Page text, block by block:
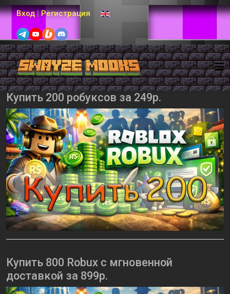
Вход | Регистрация Выберите язык
Купить 200 робуксов за 249р.
Купить 800 Robux с мгновенной
доставкой за 899р.